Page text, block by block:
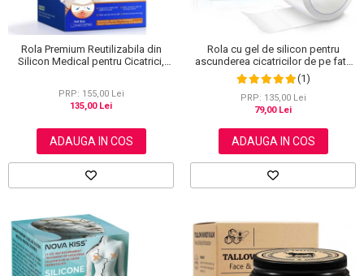
Rola Premium Reutilizabila din
Silicon Medical pentru Cicatrici,
PRP: 155,00 Lei
135,00 Lei
ADAUGA IN COS
Rola cu gel de silicon pentru
ascunderea cicatricilor de pe fata
sau corp, plasture reutilizabil, 2.5
cm x 1.5 m, Elaimei
(1)
PRP: 135,00 Lei
79,00 Lei
ADAUGA IN COS